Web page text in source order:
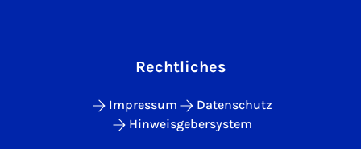
Rechtliches
Impressum
Datenschutz
Hinweisgebersystem